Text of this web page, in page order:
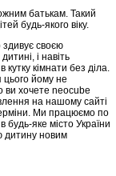
батькам. Такий
будь-якого віку.
здивує своєю
і навіть
кімнати без діла.
цього йому не
ви хочете neocube
на нашому сайті
Ми працюємо по
будь-яке місто України
дитину новим